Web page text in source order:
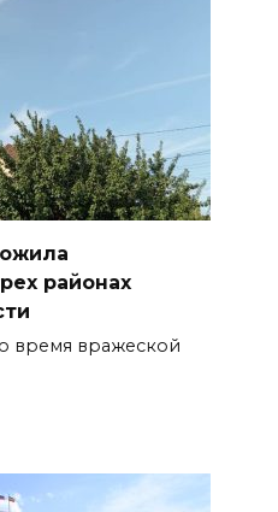
районах
время вражеской